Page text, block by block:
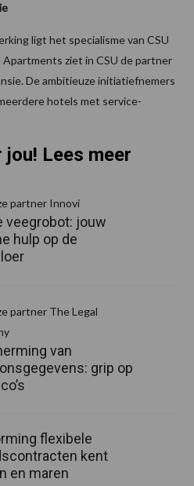
ligt het specialisme van CSU
ziet in CSU de partner
De ambitieuze initiatiefnemers
hotels met service-
Lees meer
partner Innovi
veegrobot: jouw
hulp op de
partner The Legal
van
grip op
flexibele
kent
en maren